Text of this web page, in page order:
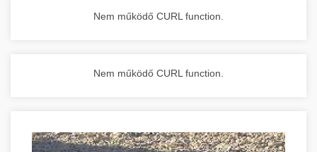
Nem működő CURL function.
Nem működő CURL function.